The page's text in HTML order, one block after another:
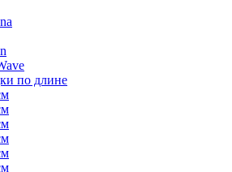
по длине